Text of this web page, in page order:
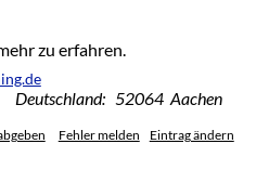
zu erfahren.
Deutschland: 52064 Aachen
Fehler melden Eintrag ändern